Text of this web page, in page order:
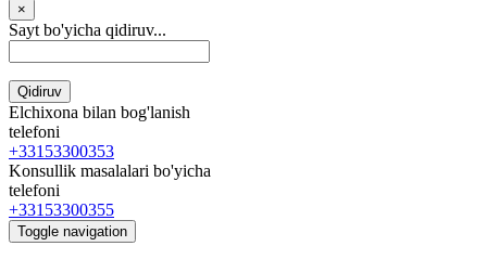
×
Sayt bo'yicha qidiruv...
Qidiruv
Elchixona bilan bog'lanish
telefoni
+33153300353
Konsullik masalalari bo'yicha
telefoni
+33153300355
Toggle navigation